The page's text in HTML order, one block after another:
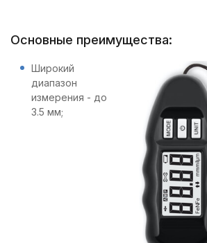
Основные преимущества:
Широкий
диапазон
измерения - до
3.5 мм;